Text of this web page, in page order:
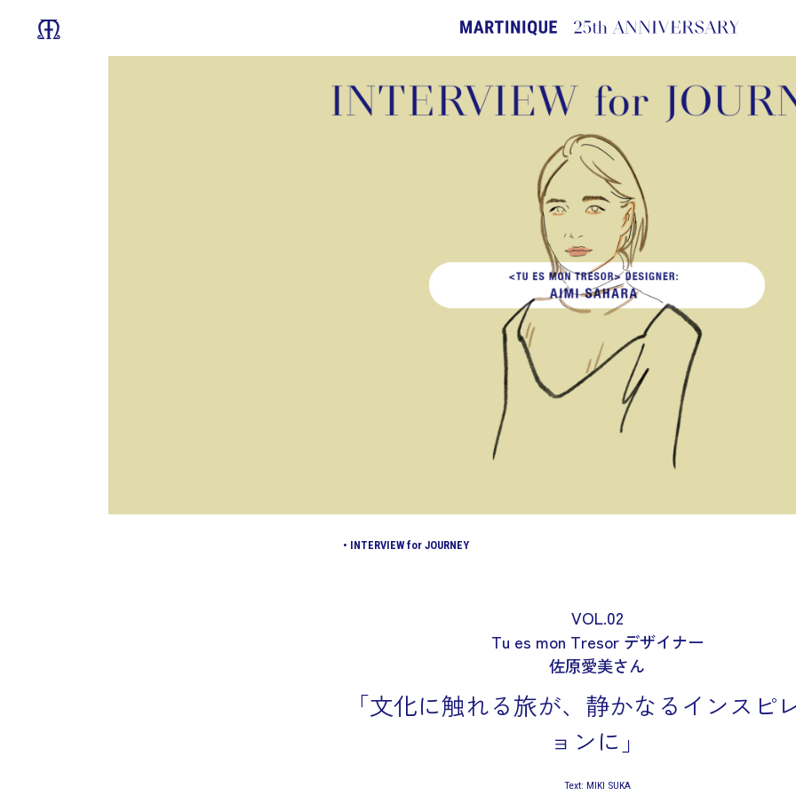
• INTERVIEW for JOURNEY
VOL.02
Tu es mon Tresor デザイナー
佐原愛美さん
「文化に触れる旅が、静かなるインスピ
ョンに」
Text: MIKI SUKA